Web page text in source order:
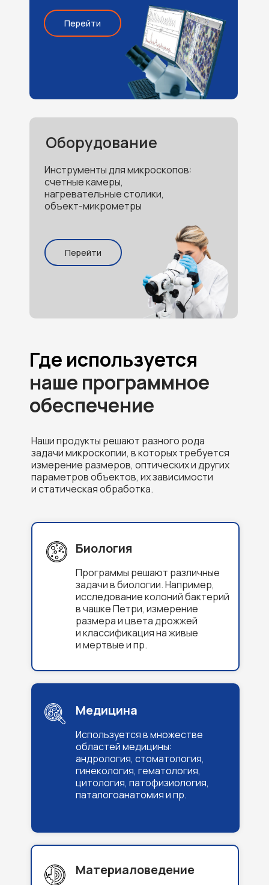
Оборудование
Инструменты для микроскопов:
счетные камеры,
нагревательные столики,
объект-микрометры
Перейти
Перейти
Где используется
наше программное
обеспечение
Наши продукты решают разного рода
задачи микроскопии, в которых требуется
измерение размеров, оптических и других
параметров объектов, их зависимости
и статическая обработка.
Материаловедение
Медицина
Используется в множестве
областей медицины:
андрология, стоматология,
гинекология, гематология,
цитология, патофизиология,
паталогоанатомия и пр.
Биология
Программы решают различные
задачи в биологии. Например,
исследование колоний бактерий
в чашке Петри, измерение
размера и цвета дрожжей
и классификация на живые
и мертвые и пр.